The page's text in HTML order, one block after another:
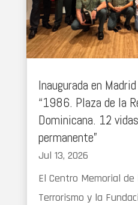
Inaugurada en
“1986. Plaza de la
Dominicana. 12
permanente”
Jul 13, 2026
El Centro Memorial
Terrorismo y la